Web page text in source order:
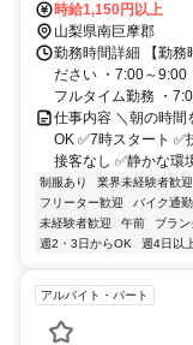
先）
時給1,150円以上
山梨県南巨摩郡
勤務時間詳細 【勤務
ださい ・7:00～
フルタイム勤務 ・
仕事内容 ＼朝の時間
OK ✅7時スタート ✅
接客なし ✅静かな環
制服あり 業界未経験者歓迎
フリーター歓迎
バイク通
未経験者歓迎
午前 ブラン
週2・3日からOK
週4日以
アルバイト・パート